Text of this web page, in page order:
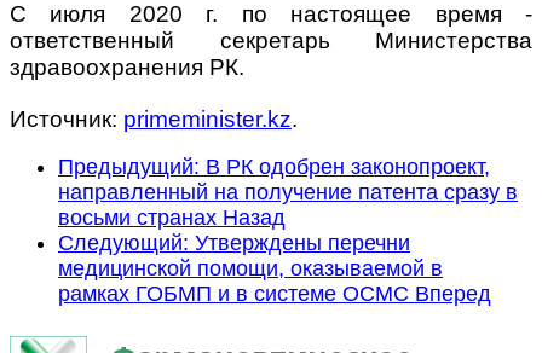
С июля 2020 г. по настоящее время -
ответственный секретарь Министерства
здравоохранения РК.
Источник: primeminister.kz.
Предыдущий: В РК одобрен законопроект,
направленный на получение патента сразу в
восьми странах Назад
Следующий: Утверждены перечни
медицинской помощи, оказываемой в
рамках ГОБМП и в системе ОСМС Вперед